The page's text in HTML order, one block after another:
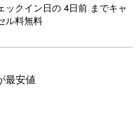
ックイン日の 4日前 までキャ
ル料無料
最安値